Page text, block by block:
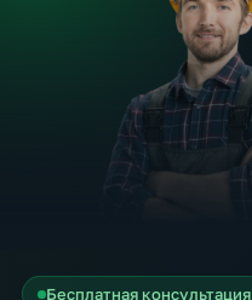
Бесплатная консультация